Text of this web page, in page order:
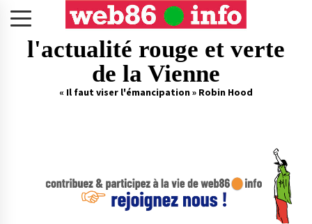
l'actualité rouge et verte
de la Vienne
« Il faut viser l'émancipation » Robin Hood